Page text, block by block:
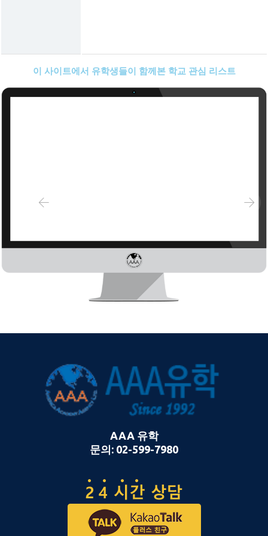
이 사이트에서 유학생들이 함께본 학교 관심 리스트
AAA 유학
문의: 02-599-7980